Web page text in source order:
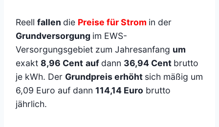
Reell fallen die Preise für Strom in der
Grundversorgung im EWS-
Versorgungsgebiet zum Jahresanfang um
exakt 8,96 Cent auf dann 36,94 Cent brutto
je kWh. Der Grundpreis erhöht sich mäßig um
6,09 Euro auf dann 114,14 Euro brutto
jährlich.